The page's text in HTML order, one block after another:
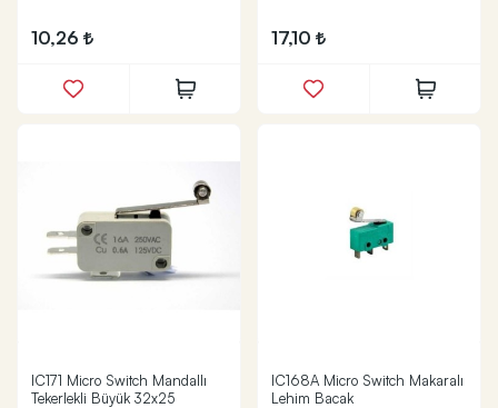
10,26 17,10
IC171 Micro Switch Mandallı
Tekerlekli Büyük 32x25
IC168A Micro Switch Makaralı
Lehim Bacak